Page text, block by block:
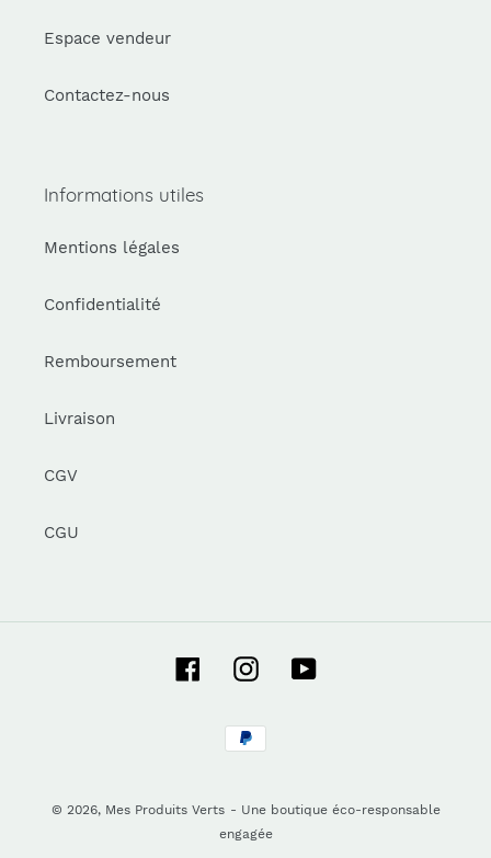
Espace vendeur
Contactez-nous
Informations utiles
Mentions légales
Confidentialité
Remboursement
Livraison
CGV
CGU
FacebookInstagramYouTube
Moyens
de
© 2026, Mes Produits Verts - Une boutique éco-responsable
engagée